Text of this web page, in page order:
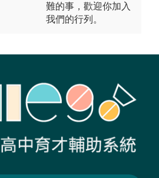
難的事，歡迎你加入
我們的行列。